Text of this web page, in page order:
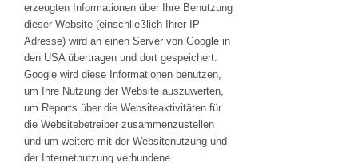
erzeugten Informationen über Ihre Benutzung
dieser Website (einschließlich Ihrer IP-
Adresse) wird an einen Server von Google in
den USA übertragen und dort gespeichert.
Google wird diese Informationen benutzen,
um Ihre Nutzung der Website auszuwerten,
um Reports über die Websiteaktivitäten für
die Websitebetreiber zusammenzustellen
und um weitere mit der Websitenutzung und
der Internetnutzung verbundene